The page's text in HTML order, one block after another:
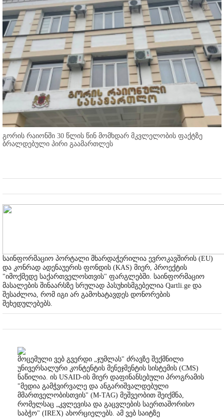
გორის რაიონში 30 წლის წინ მომხდარ მკვლელობის ფაქტზე
ბრალდებული პირი გაამართლეს
საინფორმაციო პორტალი მხარდაჭერილია ევროკავშირის (EU)
და კონრად ადენაუერის ფონდის (KAS) მიერ, პროექტის
"იმოქმედე საქართველოსთვის" ფარგლებში. საინფორმაციო
მასალების შინაარსზე სრულად პასუხისმგებელია Qartli.ge და
შესაძლოა, რომ იგი არ გამოხატავდეს დონორების
შეხედულებებს.
მოცემული ვებ გვერდი „ჯუმლას" ძრავზე შექმნილი
უნივერსალური კონტენტის მენეჯმენტის სისტემის (CMS)
ნაწილია. ის USAID-ის მიერ დაფინანსებული პროგრამის
"მედია გამჭვირვალე და ანგარიშვალდებული
მმართველობისთვის" (M-TAG) მეშვეობით შეიქმნა,
რომელსაც „კვლევისა და გაცვლების საერთაშორისო
საბჭო" (IREX) ახორციელებს. ამ ვებ საიტზე